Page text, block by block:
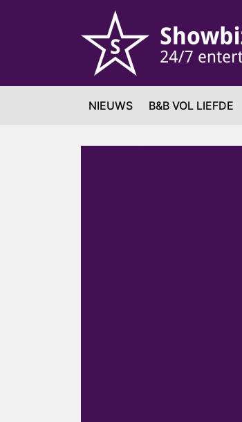
NIEUWS B&B VOL LIEFDE